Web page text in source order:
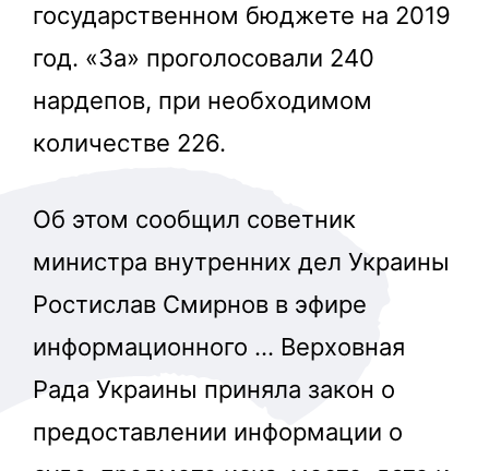
государственном бюджете на 2019
год. «За» проголосовали 240
нардепов, при необходимом
количестве 226.
Об этом сообщил советник
министра внутренних дел Украины
Ростислав Смирнов в эфире
информационного … Верховная
Рада Украины приняла закон о
предоставлении информации о